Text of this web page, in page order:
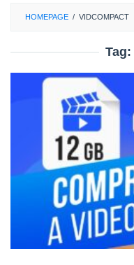
HOMEPAGE / VIDCOMPACT
Tag: